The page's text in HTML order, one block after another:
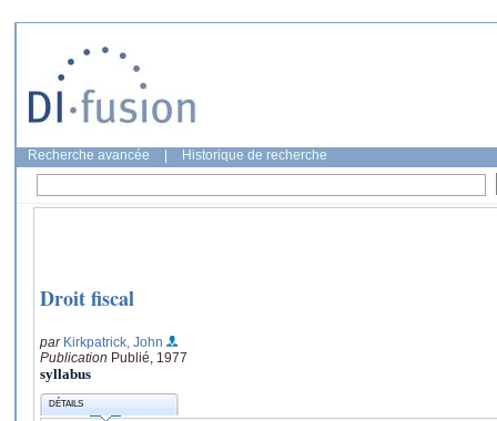
Recherche avancée Historique de recherche
Droit fiscal
par Kirkpatrick, John
Publication Publié, 1977
syllabus
DÉTAILS